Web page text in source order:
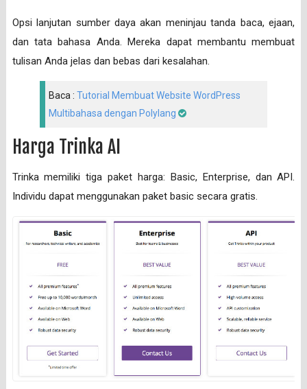
Opsi lanjutan sumber daya akan meninjau tanda baca, ejaan,
dan tata bahasa Anda. Mereka dapat membantu membuat
tulisan Anda jelas dan bebas dari kesalahan.
Baca : Tutorial Membuat Website WordPress
Multibahasa dengan Polylang
Harga Trinka AI
Trinka memiliki tiga paket harga: Basic, Enterprise, dan API.
Individu dapat menggunakan paket basic secara gratis.